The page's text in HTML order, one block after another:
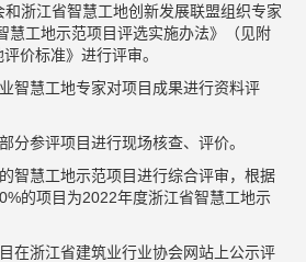
浙江省智慧工地创新发展联盟组织专家
慧工地示范项目评选实施办法》（见附
价标准》进行评审。
智慧工地专家对项目成果进行资料评
分参评项目进行现场核查、评价。
智慧工地示范项目进行综合评审，根据
的项目为2022年度浙江省智慧工地示
在浙江省建筑业行业协会网站上公示评